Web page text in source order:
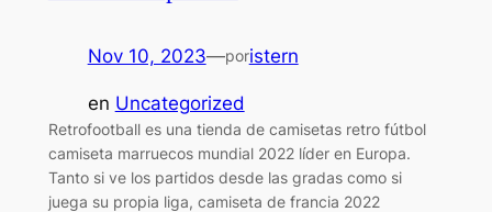
Nov 10, 2023—poristern
en Uncategorized
Retrofootball es una tienda de camisetas retro fútbol
camiseta marruecos mundial 2022 líder en Europa.
Tanto si ve los partidos desde las gradas como si
juega su propia liga, camiseta de francia 2022